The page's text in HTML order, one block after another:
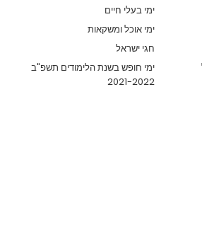
ימי בעלי חיים
ימי אוכל ומשקאות
חגי ישראל
ימי חופש בשנת הלימודים תשפ"ב
2021-2022